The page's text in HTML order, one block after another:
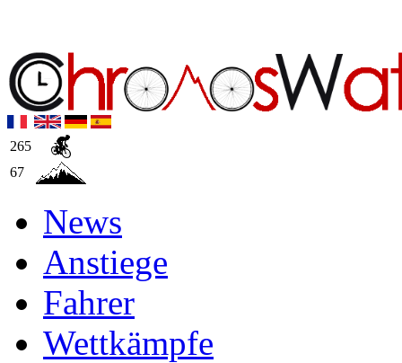
265
67
News
Anstiege
Fahrer
Wettkämpfe